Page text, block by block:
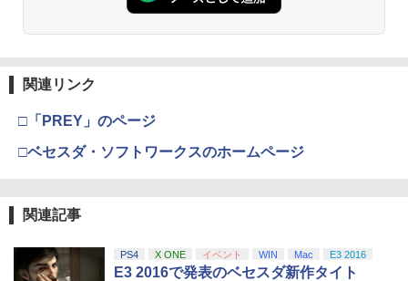
関連リンク
□「PREY」のページ
□ベセスダ・ソフトワークスのホームページ
関連記事
PS4 X ONE イベント WIN Mac E3 2016
E3 2016で発表のベセスダ新作タイト